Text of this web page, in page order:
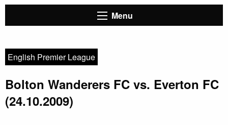
Menu
English Premier League
Bolton Wanderers FC vs. Everton FC
(24.10.2009)